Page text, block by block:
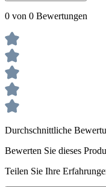
0 von 0 Bewertungen
Durchschnittliche
Bewerten Sie dieses
Teilen Sie Ihre